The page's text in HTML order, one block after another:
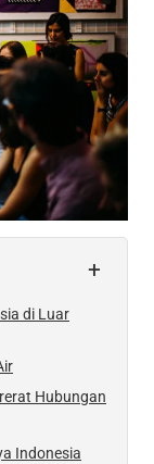
+
di Luar
Hubungan
Indonesia